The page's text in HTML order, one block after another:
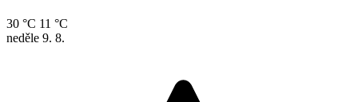
30 °C 11 °C
neděle 9. 8.